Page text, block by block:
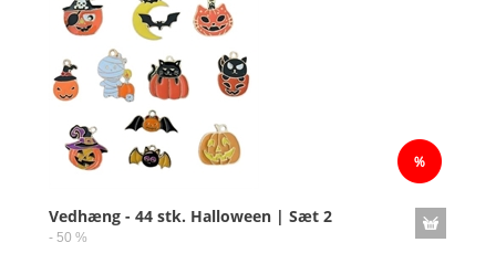
Vedhæng - 44 stk. Halloween | Sæt 2
- 50 %